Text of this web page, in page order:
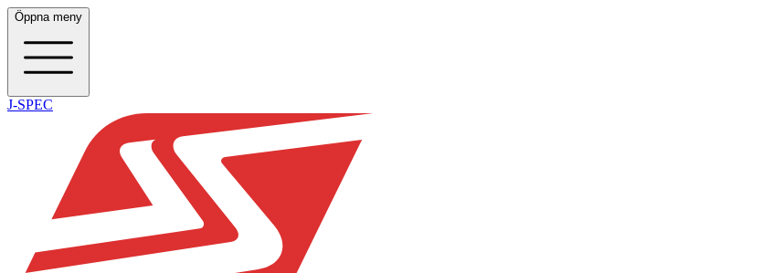
Öppna meny
J-SPEC